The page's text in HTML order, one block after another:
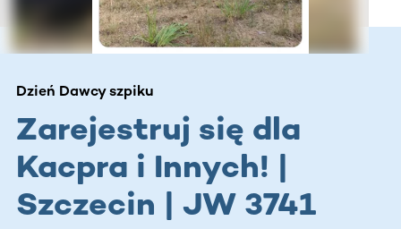
Dzień Dawcy szpiku
Zarejestruj się dla
Kacpra i Innych! |
Szczecin | JW 3741